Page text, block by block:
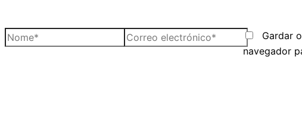
Nome*
Correo
electrónico*
Gardar
navegador